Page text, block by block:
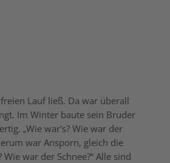
Lauf ließ. Da war überall
Im Winter baute sein Bruder
„Wie war’s? Wie war der
war Ansporn, gleich die
war der Schnee?“ Alle sind